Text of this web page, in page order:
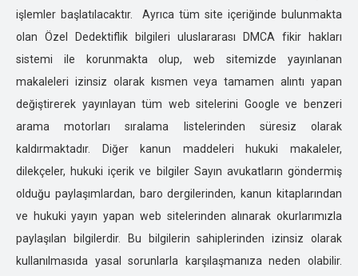
GİRESUN ÖZEL DEDEKTİFLİK
GÜMÜŞHANE ÖZEL DEDEKTİFLİK
HAKKARİ ÖZEL DEDEKTİFLİK
HATAY ÖZEL DEDEKTİFLİK
ISPARTA ÖZEL DEDEKTİFLİK
IĞDIR ÖZEL DEDEKTİFLİK
İSTANBUL ÖZEL DEDEKTİFLİK
İZMİR ÖZEL DEDEKTİFLİK
KARS ÖZEL DEDEKTİFLİK
KASTOMONU ÖZEL DEDEKTİFLİK
KARAMAN ÖZEL DEDEKTİFLİK
KARABÜK ÖZEL DEDEKTİFLİK
işlemler başlatılacaktır. Ayrıca tüm site içeriğinde bulunmakta
olan Özel Dedektiflik bilgileri uluslararası DMCA fikir hakları
sistemi ile korunmakta olup, web sitemizde yayınlanan
makaleleri izinsiz olarak kısmen veya tamamen alıntı yapan
değiştirerek yayınlayan tüm web sitelerini Google ve benzeri
arama motorları sıralama listelerinden süresiz olarak
kaldırmaktadır. Diğer kanun maddeleri hukuki makaleler,
dilekçeler, hukuki içerik ve bilgiler Sayın avukatların göndermiş
olduğu paylaşımlardan, baro dergilerinden, kanun kitaplarından
ve hukuki yayın yapan web sitelerinden alınarak okurlarımızla
paylaşılan bilgilerdir. Bu bilgilerin sahiplerinden izinsiz olarak
kullanılmasıda yasal sorunlarla karşılaşmanıza neden olabilir.